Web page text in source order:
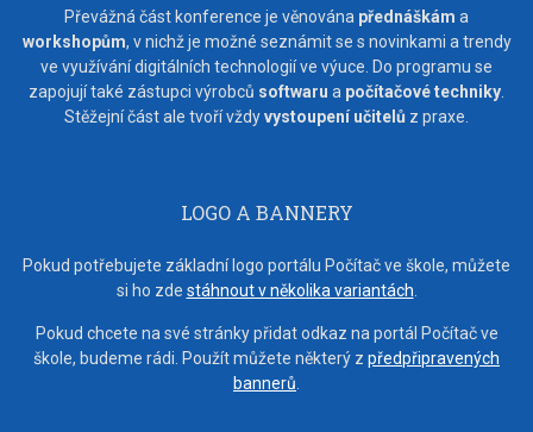
Převážná část konference je věnována přednáškám a
workshopům, v nichž je možné seznámit se s novinkami a trendy
ve využívání digitálních technologií ve výuce. Do programu se
zapojují také zástupci výrobců softwaru a počítačové techniky
Stěžejní část ale tvoří vždyvystoupení učitelů z praxe.
LOGO A BANNERY
Pokud potřebujete základní logo portálu Počítač ve škole, můžete
si ho zde stáhnout v několika variantách
Pokud chcete na své stránky přidat odkaz na portál Počítač ve
škole, budeme rádi. Použít můžete některý z předpřipravených
bannerů